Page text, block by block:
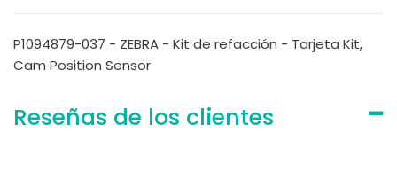
P1094879-037 - ZEBRA - Kit de refacción - Tarjeta Kit,
Cam Position Sensor
Reseñas de los clientes